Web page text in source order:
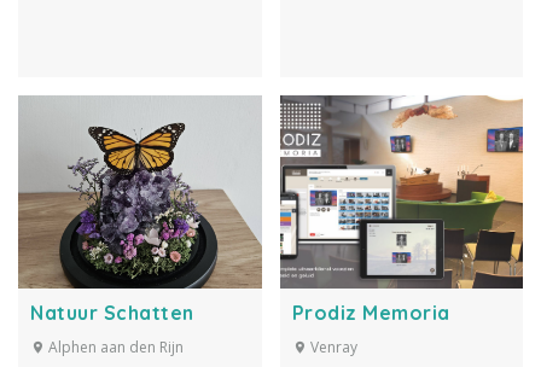
Natuur Schatten
Alphen aan den Rijn
Prodiz Memoria
Venray